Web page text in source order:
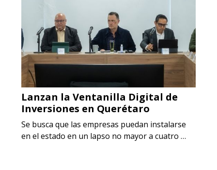
Lanzan la Ventanilla Digital de
Inversiones en Querétaro
Se busca que las empresas puedan instalarse
en el estado en un lapso no mayor a cuatro …